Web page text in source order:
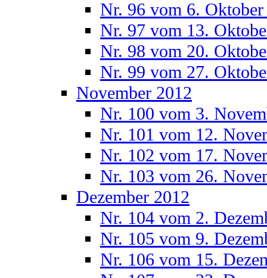
Nr. 96 vom 6.
Nr. 97 vom 13.
Nr. 98 vom 20.
Nr. 99 vom 27.
November 2012
Nr. 100 vom 3.
Nr. 101 vom 12.
Nr. 102 vom 17.
Nr. 103 vom 26.
Dezember 2012
Nr. 104 vom 2.
Nr. 105 vom 9.
Nr. 106 vom 15.